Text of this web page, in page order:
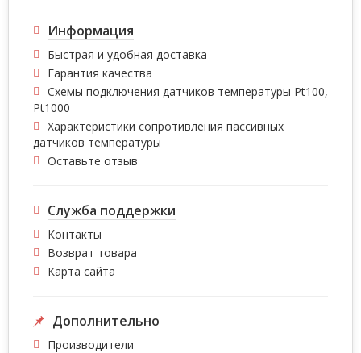
Информация
Быстрая и удобная доставка
Гарантия качества
Схемы подключения датчиков температуры Pt100,
Pt1000
Характеристики сопротивления пассивных
датчиков температуры
Оставьте отзыв
Служба поддержки
Контакты
Возврат товара
Карта сайта
Дополнительно
Производители